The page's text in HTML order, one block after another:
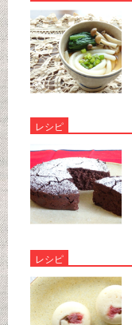
レシピ
レシピ